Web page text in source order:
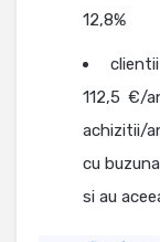
12,8%
112,5 €/
achizitii/
cu
si au